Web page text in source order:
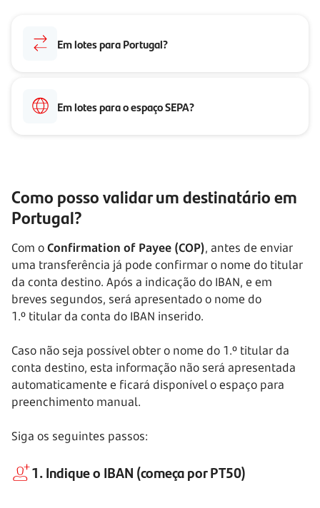
Em lotes para Portugal?
Em lotes para o espaço SEPA?
Como posso validar um destinatário em
Portugal?
Com oConfirmation of Payee (COP), antes de enviar
uma transferência já pode confirmar o nome do titular
da conta destino. Após a indicação do IBAN, e em
breves segundos, será apresentado o nome do
1.º titular da conta do IBAN inserido.
Caso não seja possível obter o nome do 1.º titular da
conta destino, esta informação não será apresentada
automaticamente e ficará disponível o espaço para
preenchimento manual.
Siga os seguintes passos:
1. Indique o IBAN (começa porPT50)